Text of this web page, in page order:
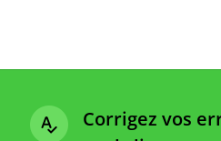
Corrigez vos